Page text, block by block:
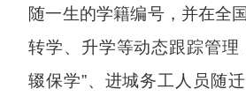
随一生的学籍编号，并在全
转学、升学等动态跟踪管理
辍保学”、进城务工人员随